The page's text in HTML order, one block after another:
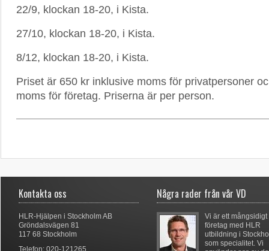
22/9, klockan 18-20, i Kista.
27/10, klockan 18-20, i Kista.
8/12, klockan 18-20, i Kista.
Priset är 650 kr inklusive moms för privatpersoner
moms för företag. Priserna är per person.
Kontakta oss
HLR-Hjälpen i Stockholm AB
Gröndalsvägen 81
117 68 Stockholm
Telefon: 020-121265
Några rader från vår VD
Vi är ett mångsidigt
företag med HLR
utbildning i
som specialitet. Vi